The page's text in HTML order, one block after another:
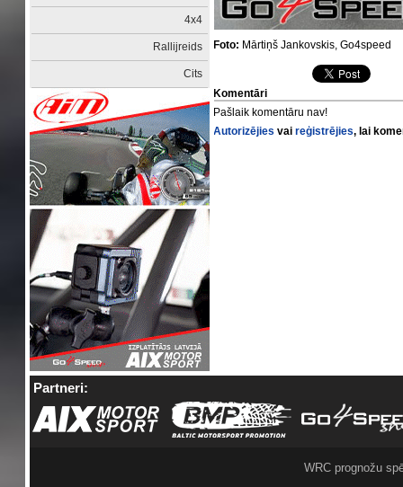
4x4
Rallijreids
Cits
Foto: Mārtiņš Jankovskis, Go4speed
Komentāri
Pašlaik komentāru nav!
Autorizējies vaireģistrējies, lai
Partneri:
WRC prognožu